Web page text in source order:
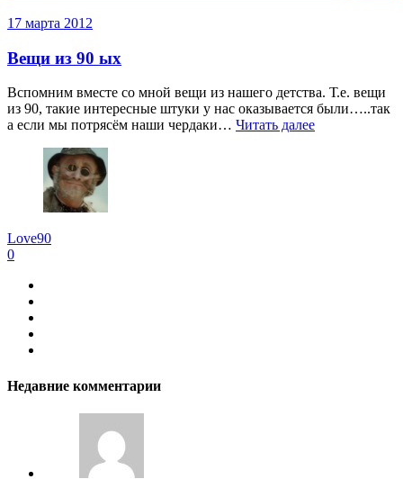
Записи
блога
17 марта 2012
Вещи из 90 ых
Вспомним вместе со мной вещи из нашего детства. Т.е. вещи
из 90, такие интересные штуки у нас оказывается были…..так
а если мы потрясём наши чердаки… Читать далее
Love90
0
Недавние комментарии